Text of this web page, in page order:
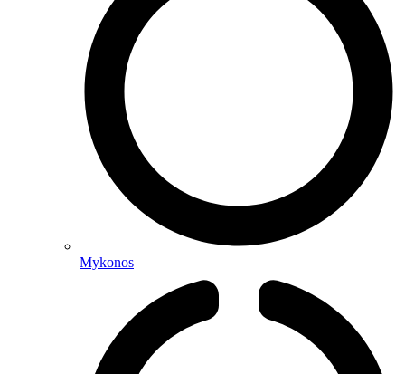
Mykonos